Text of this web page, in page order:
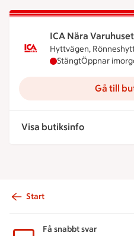
ICA Nära
Hyttvägen,
ICA Nära
StängtÖppnar
Gå till
Visa butiksinfo
Start
Få snabbt svar